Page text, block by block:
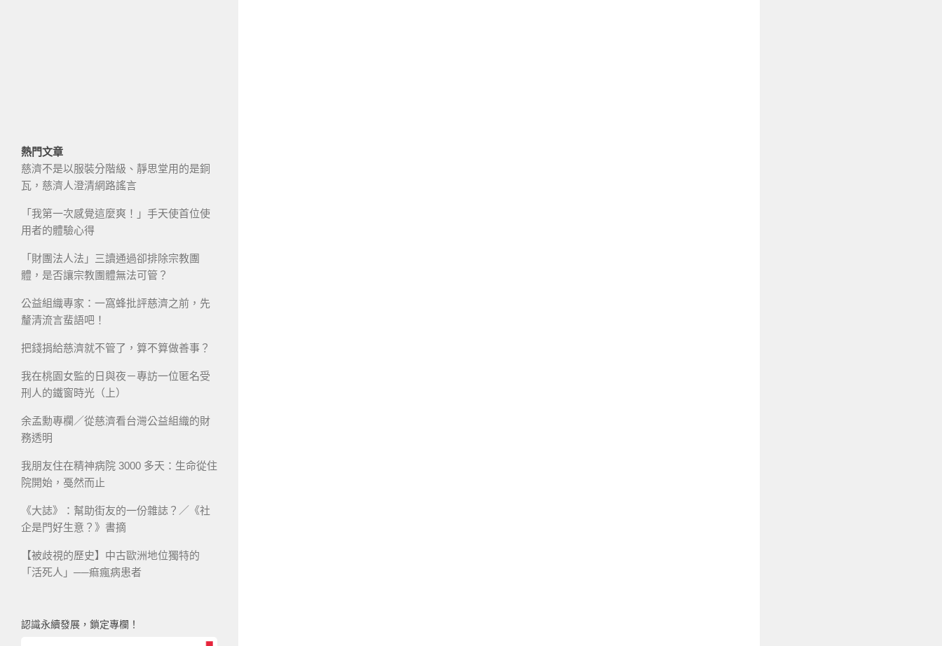
熱門文章
慈濟不是以服裝分階級、靜思堂用的是銅
瓦，慈濟人澄清網路謠言
「我第一次感覺這麼爽！」手天使首位使
用者的體驗心得
「財團法人法」三讀通過卻排除宗教團
體，是否讓宗教團體無法可管？
公益組織專家：一窩蜂批評慈濟之前，先
釐清流言蜚語吧！
把錢捐給慈濟就不管了，算不算做善事？
我在桃園女監的日與夜－專訪一位匿名受
刑人的鐵窗時光（上）
余孟勳專欄／從慈濟看台灣公益組織的財
務透明
我朋友住在精神病院 3000 多天：生命從住
院開始，戞然而止
《大誌》：幫助街友的一份雜誌？／《社
企是門好生意？》書摘
【被歧視的歷史】中古歐洲地位獨特的
「活死人」──痲瘋病患者
認識永續發展，鎖定專欄！